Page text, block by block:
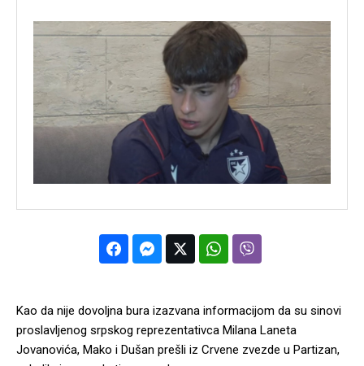
Kao da nije dovoljna bura izazvana informacijom da su sinovi
proslavljenog srpskog reprezentativca Milana Laneta
Jovanovića, Mako i Dušan prešli iz Crvene zvezde u Partizan,